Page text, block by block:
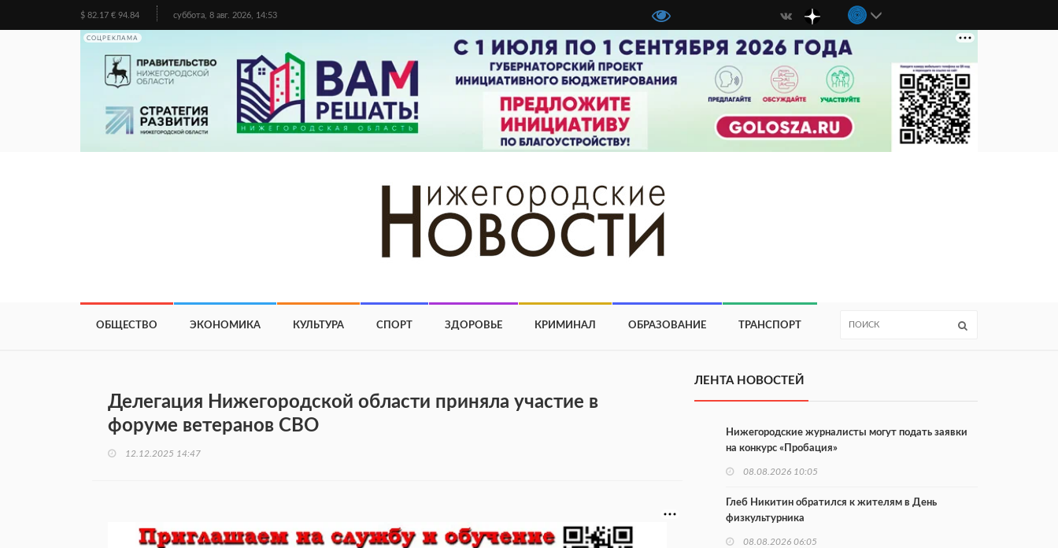
$ 82.17 € 94.84 суббота, 8 авг. 2026, 14:53
СОЦРЕКЛАМА
ОБЩЕСТВО ЭКОНОМИКА КУЛЬТУРА СПОРТ ЗДОРОВЬЕ КРИМИНАЛ ОБРАЗОВАНИЕ ТРАНСПОРТ
Делегация Нижегородской области приняла участие в
форуме ветеранов СВО
12.12.2025 14:47
ЛЕНТА НОВОСТЕЙ
Нижегородские журналисты могут подать заявки
на конкурс «Пробация»
08.08.2026 10:05
Глеб Никитин обратился к жителям в День
физкультурника
08.08.2026 06:05